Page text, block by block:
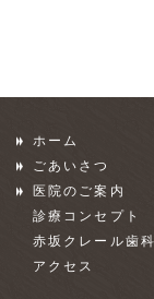
ホーム
ごあいさつ
医院のご案内
診療コンセプト
赤坂クレール歯
アクセス